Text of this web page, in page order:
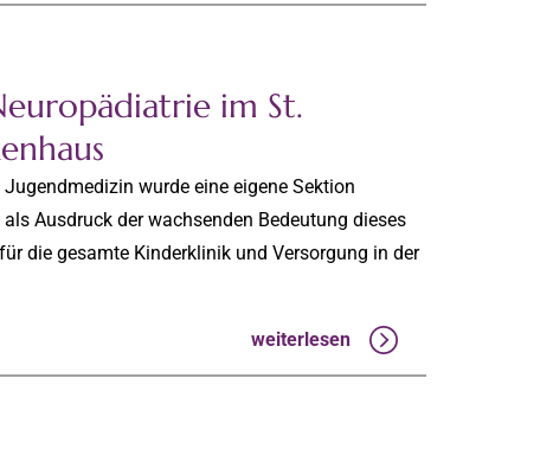
im St.
wurde eine eigene Sektion
Ausdruck der wachsenden Bedeutung dieses
die gesamte Kinderklinik und Versorgung in der
weiterlesen